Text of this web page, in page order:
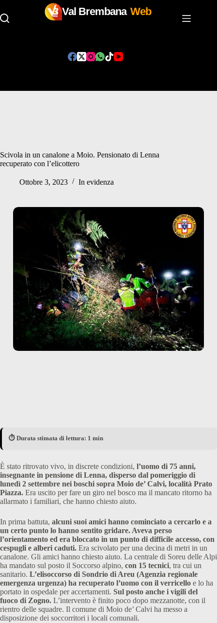
Val Brembana Web
Scivola in un canalone a Moio. Pensionato di Lenna
recuperato con l’elicottero
Ottobre 3, 2023 In evidenza
⏱️ Durata stimata di lettura: 1 min
È stato ritrovato vivo, in discrete condizioni, l’uomo di 75 anni,
insegnante in pensione di Lenna, disperso dal pomeriggio di
lunedì 2 settembre nei boschi sopra Moio de’ Calvi, località Prato
Piazza. Era uscito per fare un giro nel bosco ma il mancato ritorno ha
allarmato i familiari, che hanno chiesto aiuto.
In prima battuta, alcuni suoi amici hanno cominciato a cercarlo e a
un certo punto lo hanno sentito gridare. Aveva perso
l’orientamento ed era bloccato in un punto di difficile accesso, con
cespugli e alberi caduti. Era scivolato per una decina di metri in un
canalone. Gli amici hanno chiesto aiuto. La centrale di Soreu delle Alpi
ha mandato sul posto il Soccorso alpino, con 15 tecnici, tra cui un
sanitario. L’elisoccorso di Sondrio di Areu (Agenzia regionale
emergenza urgenza) ha recuperato l’uomo con il verricello e lo ha
portato in ospedale per accertamenti. Sul posto anche i vigili del
fuoco di Zogno. L’intervento è finito poco dopo mezzanotte, con il
rientro delle squadre. Il comune di Moio de’ Calvi ha messo a
disposizione dei soccorritori i locali comunali.